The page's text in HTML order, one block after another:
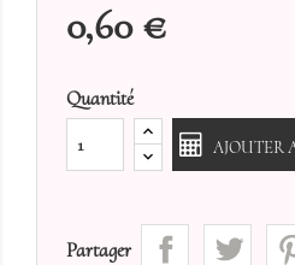
0,60 €
Quantité
AJOUTER
Partager